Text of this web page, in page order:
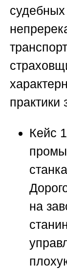
судебных
практики
Кейс
на